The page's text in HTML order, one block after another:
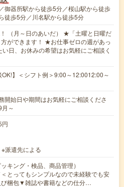
御器所駅から徒歩5分／桜山駅から徒歩
徒歩5分／川名駅から徒歩5分
（月～日のあいだ） ★「土曜と日曜だ
ができます！ ★お仕事ゼロの週があっ
日、お休みの希望はお気軽にご相談く
OK!】＜シフト例＞9:00～12:0012:00～
始日や期間はお気軽にご相談くださ
～
円
派遣先による
キング・検品、商品管理）
とってもシンプルなので未経験でも安
梱包▼雑誌や書籍などの仕分…